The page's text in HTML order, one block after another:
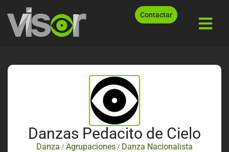
Contactar
Danzas Pedacito de Cielo
Danza / Agrupaciones / Danza Nacionalista